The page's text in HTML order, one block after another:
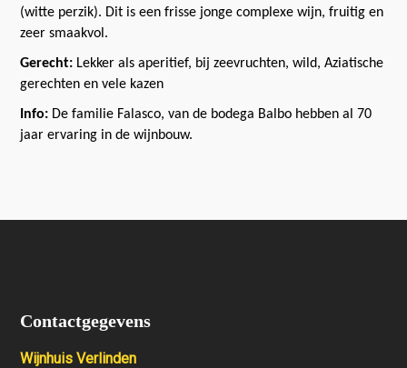
(witte perzik). Dit is een frisse jonge complexe wijn, fruitig en
zeer smaakvol.
Gerecht: Lekker als aperitief, bij zeevruchten, wild, Aziatische
gerechten en vele kazen
Info: De familie Falasco, van de bodega Balbo hebben al 70
jaar ervaring in de wijnbouw.
Contactgegevens
Wijnhuis Verlinden